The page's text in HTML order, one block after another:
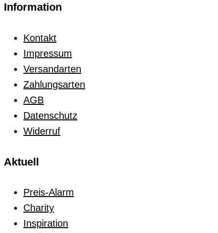
Information
Kontakt
Impressum
Versandarten
Zahlungsarten
AGB
Datenschutz
Widerruf
Aktuell
Preis-Alarm
Charity
Inspiration